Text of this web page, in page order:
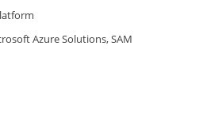
Azure Solutions, SAM